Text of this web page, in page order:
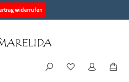
widerrufen